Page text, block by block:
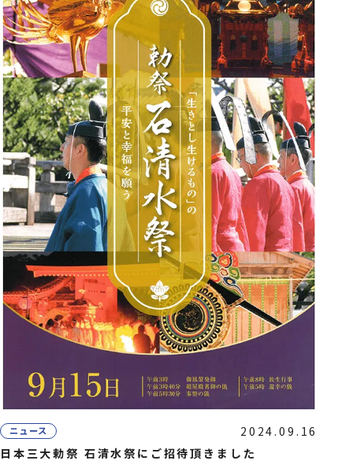
ニュース
2024.09.16
日本三大勅祭 石清水祭にご招待頂きました